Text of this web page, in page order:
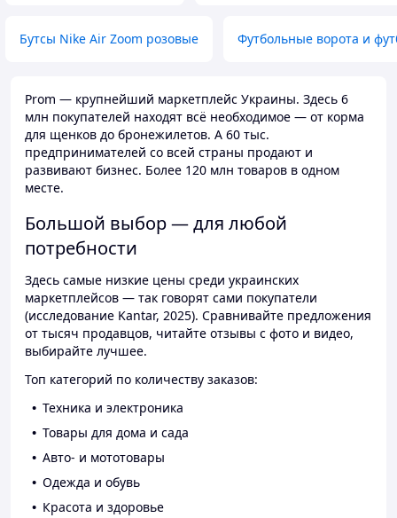
Бутсы Nike Air Zoom розовые Футбольные ворота и
Prom — крупнейший маркетплейс Украины. Здесь 6
млн покупателей находят всё необходимое — от корма
для щенков до бронежилетов. А 60 тыс.
предпринимателей со всей страны продают и
развивают бизнес. Более 120 млн товаров в одном
месте.
Большой выбор — для любой
потребности
Здесь самые низкие цены среди украинских
маркетплейсов — так говорят сами покупатели
(исследование Kantar, 2025). Сравнивайте предложения
от тысяч продавцов, читайте отзывы с фото и видео,
выбирайте лучшее.
Топ категорий по количеству заказов:
Техника и электроника
Товары для дома и сада
Авто- и мототовары
Одежда и обувь
Красота и здоровье